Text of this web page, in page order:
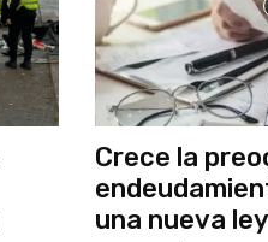
Crece la
una nueva